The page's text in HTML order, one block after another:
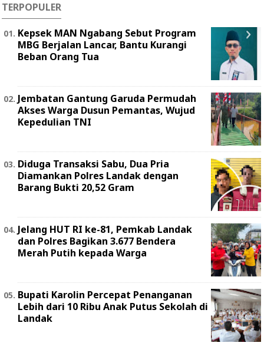
TERPOPULER
Kepsek MAN Ngabang Sebut Program
MBG Berjalan Lancar, Bantu Kurangi
Beban Orang Tua
Jembatan Gantung Garuda Permudah
Akses Warga Dusun Pemantas, Wujud
Kepedulian TNI
Diduga Transaksi Sabu, Dua Pria
Diamankan Polres Landak dengan
Barang Bukti 20,52 Gram
Jelang HUT RI ke-81, Pemkab Landak
dan Polres Bagikan 3.677 Bendera
Merah Putih kepada Warga
Bupati Karolin Percepat Penanganan
Lebih dari 10 Ribu Anak Putus Sekolah di
Landak